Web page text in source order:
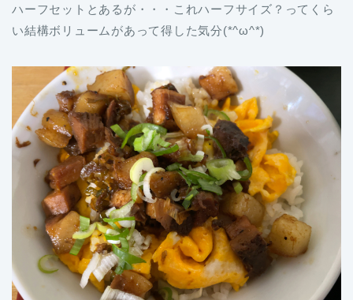
ハーフセットとあるが・・・これハーフサイズ？ってくら
い結構ボリュームがあって得した気分(*^ω^*)